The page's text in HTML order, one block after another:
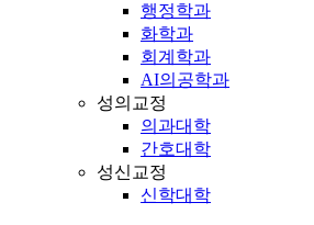
행정학과
화학과
회계학과
AI의공학과
성의교정
의과대학
간호대학
성신교정
신학대학